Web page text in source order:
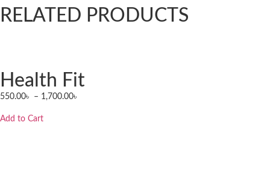
RELATED PRODUCTS
Health Fit
550.00৳ – 1,700.00৳
Add to Cart